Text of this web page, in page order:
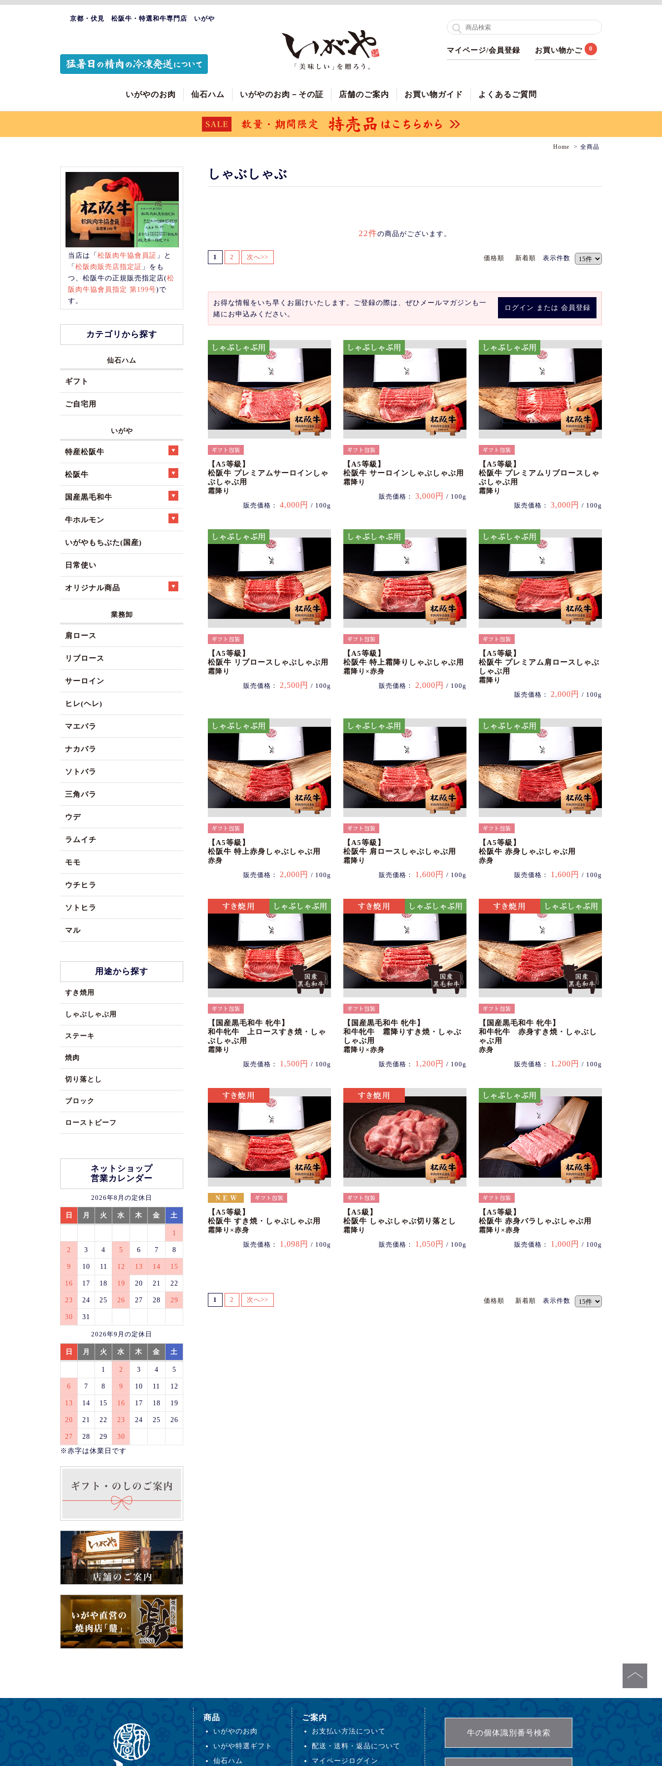
京都・伏見 松阪牛・特選和牛専門店 いがや
マイページ/会員登録 お買い物かご 0
いがやのお肉 仙石ハム いがやのお肉－その証 店舗のご案内 お買い物ガイド よくあるご質問
Home 全商品
しゃぶしゃぶ
22件の商品がございます。
価格順 新着順 表示件数
1 2 次へ>>
ログイン または 会員登録
お得な情報をいち早くお届けいたします。ご登録の際は、ぜひメールマガジンも一
緒にお申込みください。
【A5等級】
松阪牛 プレミアムサーロインしゃ
ぶしゃぶ用
霜降り
販売価格： 4,000円 / 100g
【A5等級】
松阪牛 サーロインしゃぶしゃぶ用
霜降り
販売価格： 3,000円 / 100g
【A5等級】
松阪牛 プレミアムリブロースしゃ
ぶしゃぶ用
霜降り
販売価格： 3,000円 / 100g
【A5等級】
松阪牛 リブロースしゃぶしゃぶ用
霜降り
販売価格： 2,500円 / 100g
【A5等級】
松阪牛 特上霜降りしゃぶしゃぶ用
霜降り×赤身
販売価格： 2,000円 / 100g
【A5等級】
松阪牛 プレミアム肩ロースしゃぶ
しゃぶ用
霜降り
販売価格： 2,000円 / 100g
【A5等級】
松阪牛 特上赤身しゃぶしゃぶ用
赤身
販売価格： 2,000円 / 100g
【A5等級】
松阪牛 肩ロースしゃぶしゃぶ用
霜降り
販売価格： 1,600円 / 100g
【A5等級】
松阪牛 赤身しゃぶしゃぶ用
赤身
販売価格： 1,600円 / 100g
【国産黒毛和牛 牝牛】
和牛牝牛 上ロースすき焼・しゃ
ぶしゃぶ用
霜降り
販売価格： 1,500円 / 100g
【国産黒毛和牛 牝牛】
和牛牝牛 霜降りすき焼・しゃぶ
しゃぶ用
霜降り×赤身
販売価格： 1,200円 / 100g
【国産黒毛和牛 牝牛】
和牛牝牛 赤身すき焼・しゃぶし
ゃぶ用
赤身
販売価格： 1,200円 / 100g
【A5等級】
松阪牛 すき焼・しゃぶしゃぶ用
霜降り×赤身
販売価格： 1,098円 / 100g
【A5級】
松阪牛 しゃぶしゃぶ切り落とし
霜降り
販売価格： 1,050円 / 100g
【A5等級】
松阪牛 赤身バラしゃぶしゃぶ用
霜降り×赤身
販売価格： 1,000円 / 100g
価格順 新着順 表示件数
1 2 次へ>>
当店は「松阪肉牛協會員証 」と
「松阪肉販売店指定証 」をも
つ、松阪牛の正規販売指定店(松
阪肉牛協會員指定 第199号)で
す。
カテゴリから探す
仙石ハム
ギフト
ご自宅用
いがや
特産松阪牛
松阪牛
国産黒毛和牛
牛ホルモン
いがやもちぶた(国産)
日常使い
オリジナル商品
業務卸
肩ロース
リブロース
サーロイン
ヒレ(ヘレ)
マエバラ
ナカバラ
ソトバラ
三角バラ
ウデ
ラムイチ
モモ
ウチヒラ
ソトヒラ
マル
用途から探す
すき焼用
しゃぶしゃぶ用
ステーキ
焼肉
切り落とし
ブロック
ローストビーフ
ネットショップ
営業カレンダー
2026年8月の定休日
日 月 火 水 木 金 土
1
2 3 4 5 6 7 8
9 10 11 12 13 14 15
16 17 18 19 20 21 22
23 24 25 26 27 28 29
30 31
2026年9月の定休日
日 月 火 水 木 金 土
1 2 3 4 5
6 7 8 9 10 11 12
13 14 15 16 17 18 19
20 21 22 23 24 25 26
27 28 29
30
※赤字は休業日です
商品
いがやのお肉
いがや特選ギフト
仙石ハム
ご案内
お支払い方法について
配送・送料・返品について
マイページログイン
牛の個体識別番号検索